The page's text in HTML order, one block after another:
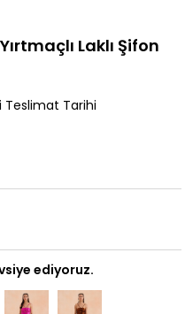
Laklı Şifon
Teslimat Tarihi
ediyoruz.